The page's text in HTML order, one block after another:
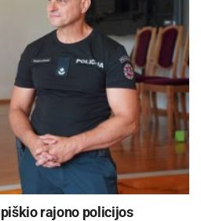
rajono policijos